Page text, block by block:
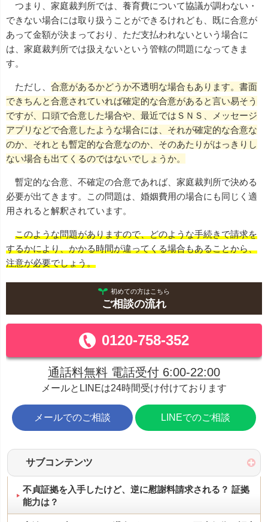
つまり、家庭裁判所では、養育費について協議が調わない・
できない場合には取り扱うことができるけれども、既に合意が
あって金額が決まっており、ただ支払われないという場合に
は、家庭裁判所では扱えないという管轄の問題になってきま
す。
ただし、 合意があるかどうか不透明な場合もあります。書面
できちんと合意されていれば確定的な合意があると言い易そう
ですが、口頭で合意した場合や、最近ではＳＮＳ、メッセージ
アプリなどで合意したような場合には、それが確定的な合意な
のか、それとも暫定的な合意なのか、そのあたりがはっきりし
ない場合も出てくるのではないでしょうか。
暫定的な合意、不確定の合意であれば、家庭裁判所で決める
必要が出てきます。この問題は、婚姻費用の場合にも同じく適
用されると解釈されています。
このような問題がありますので、どのような手続きで請求を
するかにより、かかる時間が違ってくる場合もあることから、
注意が必要でしょう。
初めての方はこちら
ご相談の流れ
0120-758-352
通話料無料 電話受付 6:00-22:00
メールとLINEは24時間受け付けております
メールでのご相談 LINEでのご相談
サブコンテンツ
不貞証拠を入手したけど、逆に慰謝料請求される？ 証拠
能力は？